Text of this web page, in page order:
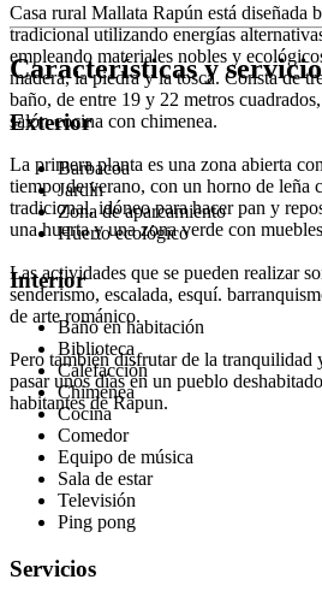
Casa rural Mallata Rapún está diseñada
tradicional utilizando energías
empleando materiales nobles y
madera, la piedra y la tosca. Consta de
baño, de entre 19 y 22 metros
salón cocina con chimenea.
La primera planta es una zona abierta
tiempo de verano, con un horno de leña
tradicional, idóneo para hacer pan y
una huerta y una zona verde con
Las actividades que se pueden realizar
senderismo, escalada, esquí.
de arte románico.
Pero también disfrutar de la tranquilidad
pasar unos días en un pueblo
habitantes de Rapun.
Características y
Exterior
Barbacoa
Jardín
Zona de aparcamiento
Huerto ecológico
Interior
Baño en habitación
Biblioteca
Calefacción
Chimenea
Cocina
Comedor
Equipo de música
Sala de estar
Televisión
Ping pong
Servicios